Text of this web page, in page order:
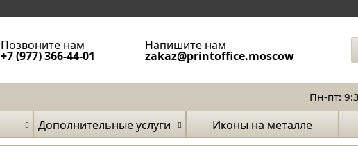
Позвоните нам
+7 (977) 366-44-01
Напишите нам
zakaz@printoffice.moscow
Пн-пт:
Дополнительные услуги
Иконы на металле